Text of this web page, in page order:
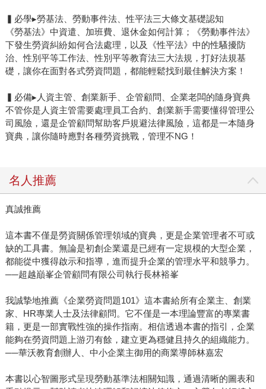
▍必學▸勞基法、勞動事件法、性平法三大條文基礎認知
《勞基法》中資遣、加班費、退休金如何計算；《勞動事件法》
下發生勞資糾紛如何合法處理，以及《性平法》中的性騷擾防
治、性別平等工作法、性別平等教育法三大法規，打好法規基
礎，讓你在面對各式勞資問題，都能輕鬆找到最佳解決方案！
▍必備▸人資主管、創業新手、企管顧問、企業老闆的隨身寶典
不管你是人資主管需要處理員工合約、創業新手需要懂得管理公
司風險，還是企管顧問幫助客戶規避法律風險，這都是一本隨身
寶典，讓你隨時應對各種勞資挑戰，管理不NG！
名人推薦
真誠推薦
這本書不僅是勞資關係管理領域的寶典，更是企業管理者不可或
缺的工具書。無論是初創企業還是已經有一定規模的大型企業，
都能從中獲得啟示和指導，進而提升企業的管理水平和競爭力。
──超越巔峯企管顧問有限公司執行長林裕峯
我誠摯地推薦《企業勞資問題101》這本書給所有企業主、創業
家、HR專業人士及法律顧問。它不僅是一本理論豐富的專業書
籍，更是一部實戰性強的操作指南。相信透過本書的指引，企業
能夠在勞資問題上游刃有餘，建立更為穩健且持久的組織能力。
──華沃教育創辦人、中小企業主御用的商業導師林嘉宏
本書以心智圖形式呈現勞動基準法相關知識，通過清晰的圖表和